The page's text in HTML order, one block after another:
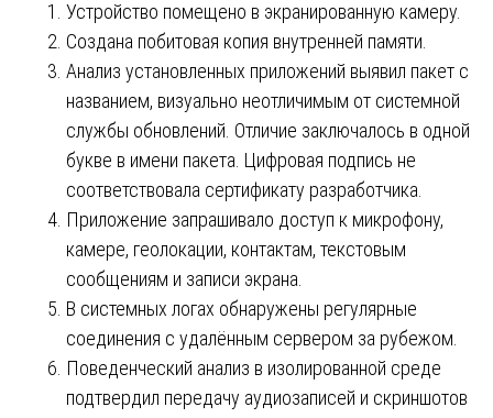
Устройство помещено в экранированную камеру.
Создана побитовая копия внутренней памяти.
Анализ установленных приложений выявил пакет с
названием, визуально неотличимым от системной
службы обновлений. Отличие заключалось в одной
букве в имени пакета. Цифровая подпись не
соответствовала сертификату разработчика.
Приложение запрашивало доступ к микрофону,
камере, геолокации, контактам, текстовым
сообщениям и записи экрана.
В системных логах обнаружены регулярные
соединения с удалённым сервером за рубежом.
Поведенческий анализ в изолированной среде
подтвердил передачу аудиозаписей и скриншотов